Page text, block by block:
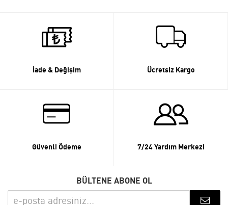
İade & Değişim Ücretsiz Kargo
Güvenli Ödeme 7/24 Yardım Merkezi
BÜLTENE ABONE OL